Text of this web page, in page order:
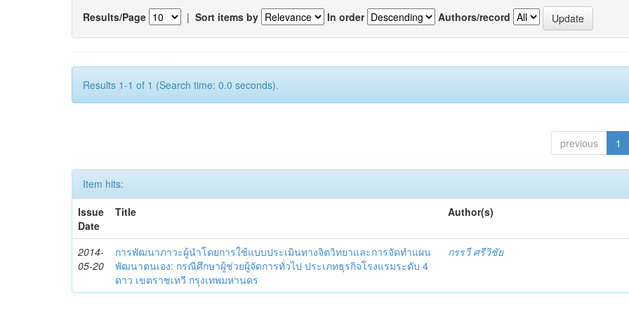
Results/Page | Sort items by In order Authors/record
Results 1-1 of 1 (Search time: 0.0 seconds).
previous 1
Item hits:
Issue
Date
Title Author(s)
2014-
05-20
การพัฒนาภาวะผู้นำโดยการใช้แบบประเมินทางจิตวิทยาและการจัดทำแผน
พัฒนาตนเอง: กรณีศึกษาผู้ช่วยผู้จัดการทั่วไป ประเภทธุรกิจโรงแรมระดับ 4
ดาว เขตราชเทวี กรุงเทพมหานคร
กรรวี ศรีวิชัย